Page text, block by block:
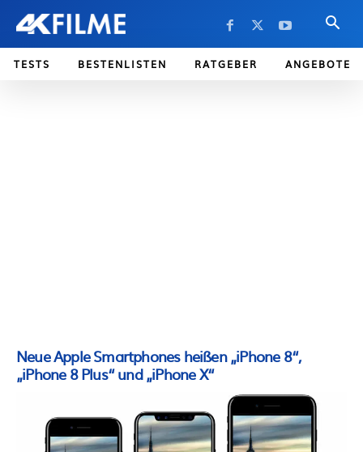
TESTS BESTENLISTEN RATGEBER ANGEBOTE
Neue Apple Smartphones heißen „iPhone 8“,
„iPhone 8 Plus“ und „iPhone X“